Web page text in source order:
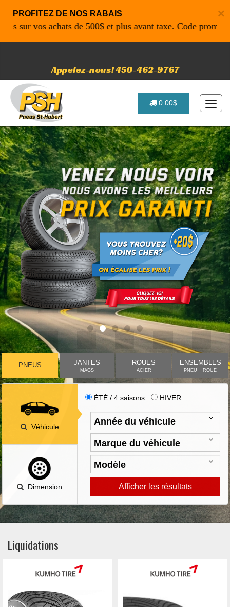
×
PROFITEZ DE NOS RABAIS
vos achats de 500$ et plus avant taxe. Code promo:
Appelez-nous! 450-462-9767
0.00$
PNEUS JANTES
MAGS
ROUES
ACIER
ENSEMBLES
PNEU + ROUE
Véhicule
Dimension
ÉTÉ / 4 saisons HIVER
Afficher les résultats
Liquidations